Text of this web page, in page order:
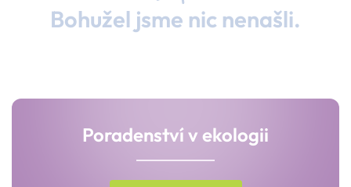
Bohužel jsme nic nenašli.
Poradenství v ekologii